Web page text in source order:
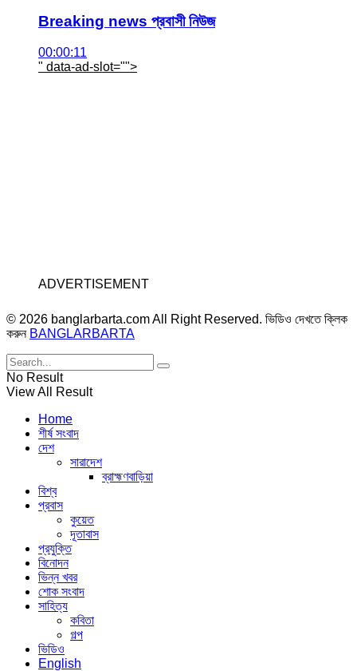
Breaking news প্রবাসী নিউজ
00:00:11
" data-ad-slot="">
ADVERTISEMENT
© 2026 banglarbarta.com All Right Reserved. ভিডিও দেখতে ক্লিক
করুন BANGLARBARTA
No Result
View All Result
Home
শীর্ষ সংবাদ
দেশ
সারাদেশ
ব্রাহ্মণবাড়িয়া
বিশ্ব
প্রবাস
কুয়েত
দূতাবাস
প্রযুক্তি
বিনোদন
ভিন্ন খবর
শোক সংবাদ
সাহিত্য
কবিতা
গল্প
ভিডিও
English